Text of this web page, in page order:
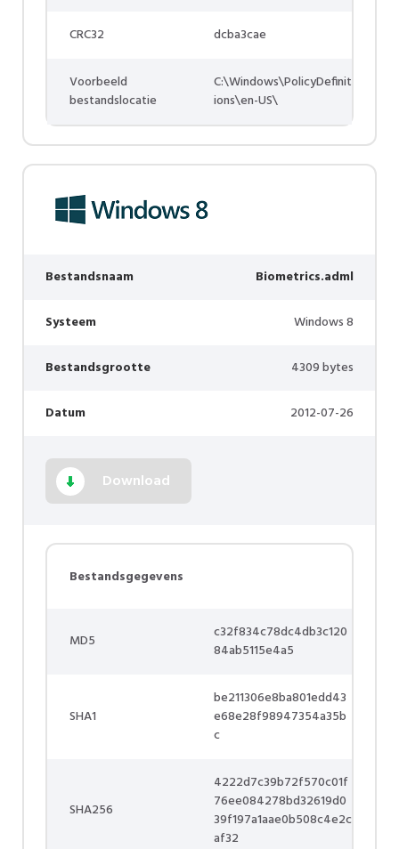
CRC32 dcba3cae
Voorbeeld
bestandslocatie
C:\Windows\PolicyDefinit
ions\en-US\
Bestandsnaam Biometrics.adml
Systeem Windows 8
Bestandsgrootte 4309 bytes
Datum 2012-07-26
Download
Bestandsgegevens
MD5
c32f834c78dc4db3c120
84ab5115e4a5
SHA1
be211306e8ba801edd43
e68e28f98947354a35b
c
SHA256
4222d7c39b72f570c01f
76ee084278bd32619d0
39f197a1aae0b508c4e2c
af32